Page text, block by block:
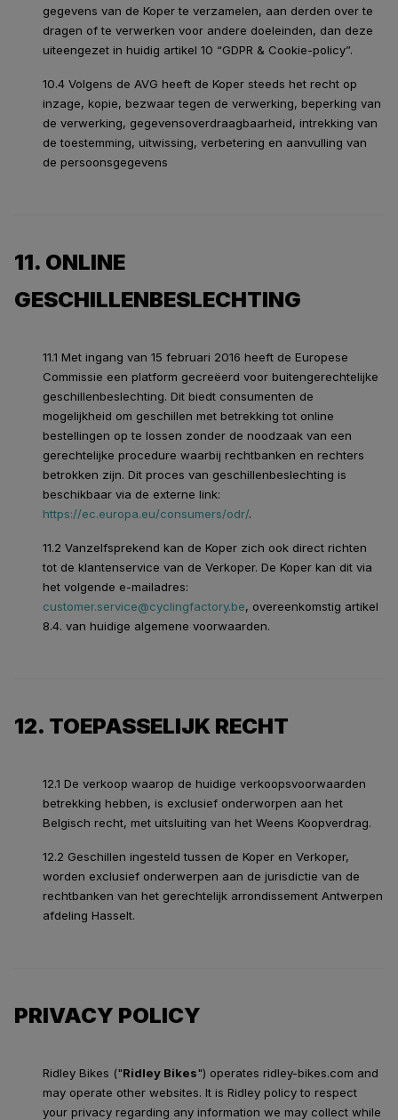
gegevens van de Koper te verzamelen, aan derden over te
dragen of te verwerken voor andere doeleinden, dan deze
uiteengezet in huidig artikel 10 “GDPR & Cookie-policy”.
10.4 Volgens de AVG heeft de Koper steeds het recht op
inzage, kopie, bezwaar tegen de verwerking, beperking van
de verwerking, gegevensoverdraagbaarheid, intrekking van
de toestemming, uitwissing, verbetering en aanvulling van
de persoonsgegevens
11. ONLINE
GESCHILLENBESLECHTING
11.1 Met ingang van 15 februari 2016 heeft de Europese
Commissie een platform gecreëerd voor buitengerechtelijke
geschillenbeslechting. Dit biedt consumenten de
mogelijkheid om geschillen met betrekking tot online
bestellingen op te lossen zonder de noodzaak van een
gerechtelijke procedure waarbij rechtbanken en rechters
betrokken zijn. Dit proces van geschillenbeslechting is
beschikbaar via de externe link:
https://ec.europa.eu/consumers/odr/.
11.2 Vanzelfsprekend kan de Koper zich ook direct richten
tot de klantenservice van de Verkoper. De Koper kan dit via
het volgende e-mailadres:
customer.service@cyclingfactory.be, overeenkomstig artikel
8.4. van huidige algemene voorwaarden.
12. TOEPASSELIJK RECHT
12.1 De verkoop waarop de huidige verkoopsvoorwaarden
betrekking hebben, is exclusief onderworpen aan het
Belgisch recht, met uitsluiting van het Weens Koopverdrag.
12.2 Geschillen ingesteld tussen de Koper en Verkoper,
worden exclusief onderwerpen aan de jurisdictie van de
rechtbanken van het gerechtelijk arrondissement Antwerpen
afdeling Hasselt.
PRIVACY POLICY
Ridley Bikes ("Ridley Bikes") operates ridley-bikes.com and
may operate other websites. It is Ridley policy to respect
your privacy regarding any information we may collect while